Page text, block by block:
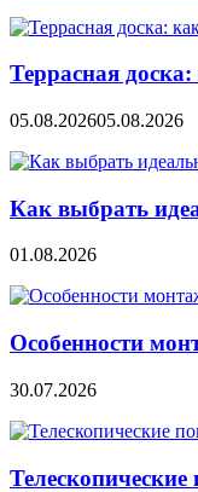
Террасная
05.08.202605.08.2026
Как выбрать
01.08.2026
Особенности
30.07.2026